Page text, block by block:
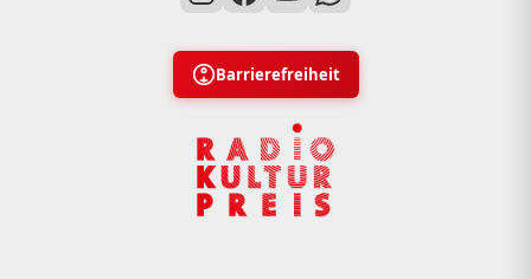
Barrierefreiheit